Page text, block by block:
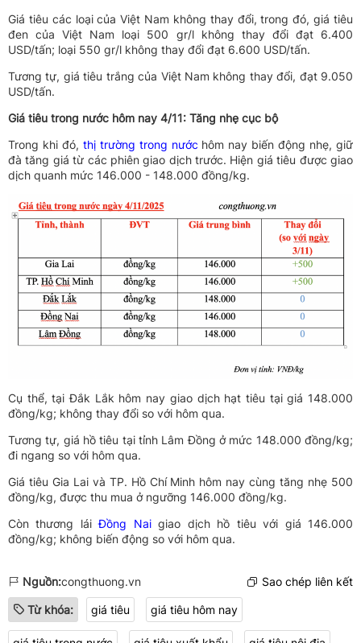
Giá tiêu các loại của Việt Nam không thay đổi, trong đó, giá tiêu
đen của Việt Nam loại 500 gr/l không thay đổi đạt 6.400
USD/tấn; loại 550 gr/l không thay đổi đạt 6.600 USD/tấn.
Tương tự, giá tiêu trắng của Việt Nam không thay đổi, đạt 9.050
USD/tấn.
Giá tiêu trong nước hôm nay 4/11: Tăng nhẹ cục bộ
Trong khi đó, thị trường trong nước hôm nay biến động nhẹ, giữ
đà tăng giá từ các phiên giao dịch trước. Hiện giá tiêu được giao
dịch quanh mức 146.000 - 148.000 đồng/kg.
Cụ thể, tại Đắk Lắk hôm nay giao dịch hạt tiêu tại giá 148.000
đồng/kg; không thay đổi so với hôm qua.
Tương tự, giá hồ tiêu tại tỉnh Lâm Đồng ở mức 148.000 đồng/kg;
đi ngang so với hôm qua.
Giá tiêu Gia Lai và TP. Hồ Chí Minh hôm nay cùng tăng nhẹ 500
đồng/kg, được thu mua ở ngưỡng 146.000 đồng/kg.
Còn thương láiĐồng Naigiao dịch hồ tiêu với giá 146.000
đồng/kg; không biến động so với hôm qua.
Nguồn:congthuong.vn Sao chép liên kết
Từ khóa: giá tiêu giá tiêu hôm nay